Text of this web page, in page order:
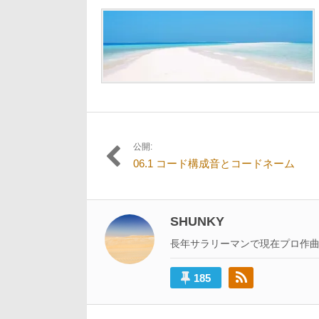
月
の
リ
ク:
投
ナ
ビ
ゲ
ー
ョ
公開:
06.1 コード構成音とコードネーム
SHUNKY
長年サラリーマンで現在プロ作曲
185